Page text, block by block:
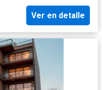
Ver en detalle